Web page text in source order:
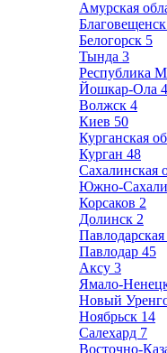
Амурская
Благовещенск
Белогорск 5
Тында 3
Республика
Йошкар-Ола
Волжск 4
Киев 50
Курганская
Курган 48
Сахалинская
Южно-
Корсаков 2
Долинск 2
Павлодарская
Павлодар 45
Аксу 3
Ямало-
Новый
Ноябрьск 14
Салехард 7
Восточно-